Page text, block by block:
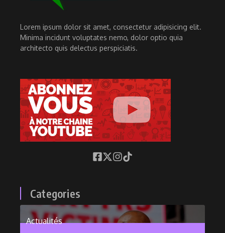
Lorem ipsum dolor sit amet, consectetur adipisicing elit.
Minima incidunt voluptates nemo, dolor optio quia
architecto quis delectus perspiciatis.
Categories
Actualités